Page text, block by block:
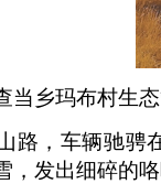
当乡玛布村
路，车辆驰骋
，发出细碎的